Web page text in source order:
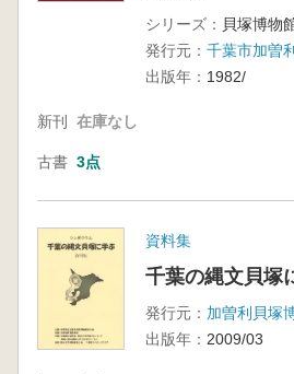
シリーズ： 貝塚博物
発行元： 千葉市加曽
出版年： 1982/
新刊 在庫なし
古書 3点
資料集
千葉の縄文貝
発行元： 加曽利貝塚
出版年： 2009/03